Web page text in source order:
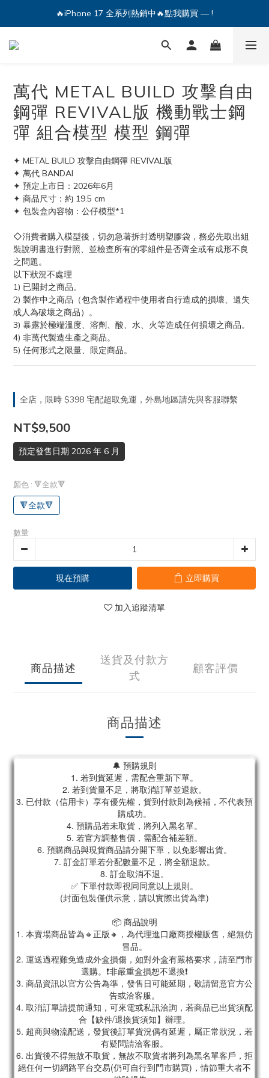
🔥iPhone 17 全系列熱銷中🔥點我購買 — !
🔥iPhone 17 全系列熱銷中🔥點我購買 — !
💕加入Q哥 Line 新好友領優惠券！🎫
萬代 METAL BUILD 攻擊自由
鋼彈 REVIVAL版 機動戰士鋼
彈 組合模型 模型 鋼彈
✦ METAL BUILD 攻擊自由鋼彈 REVIVAL版
✦ 萬代 BANDAI
✦ 預定上市日：2026年6月
✦ 商品尺寸：約 19.5 cm
✦ 包裝盒內容物：公仔模型*1
◇消費者購入模型後，切勿急著拆封透明塑膠袋，務必先取出組
裝說明書進行對照、並檢查所有的零組件是否齊全或有成形不良
之問題。
以下狀況不處理
1) 已開封之商品。
2) 製作中之商品（包含製作過程中使用者自行造成的損壞、遺失
或人為破壞之商品）。
3) 暴露於極端溫度、溶劑、酸、水、火等造成任何損壞之商品。
4) 非萬代製造生產之商品。
5) 任何形式之限量、限定商品。
全店，限時 $398 宅配超取免運，外島地區請先與客服聯繫
NT$9,500
預定發售日期 2026 年 6 月
顏色 : 🔻全款🔻
🔻全款🔻
數量
現在預購 立即購買
加入追蹤清單
商品描述
送貨及付款方
式
顧客評價
商品描述
🔔 預購規則
1. 若到貨延遲，需配合重新下單。
2. 若到貨量不足，將取消訂單並退款。
3. 已付款（信用卡）享有優先權，貨到付款則為候補，不代表預
購成功。
4. 預購品若未取貨，將列入黑名單。
5. 若官方調整售價，需配合補差額。
6. 預購商品與現貨商品請分開下單，以免影響出貨。
7. 訂金訂單若分配數量不足，將全額退款。
8. 訂金取消不退。
✅ 下單付款即視同同意以上規則。
(封面包裝僅供示意，請以實際出貨為準)
📦 商品說明
1. 本賣場商品皆為🔸正版🔸，為代理進口廠商授權販售，絕無仿
冒品。
2. 運送過程難免造成外盒損傷，如對外盒有嚴格要求，請至門市
選購。❗非嚴重盒損恕不退換❗
3. 商品資訊以官方公告為準，發售日可能延期，敬請留意官方公
告或洽客服。
4. 取消訂單請提前通知，可來電或私訊洽詢，若商品已出貨須配
合【缺件/退換貨須知】辦理。
5. 超商與物流配送，發貨後訂單貨況偶有延遲，屬正常狀況，若
有疑問請洽客服。
6. 出貨後不得無故不取貨，無故不取貨者將列為黑名單客戶，拒
絕任何一切網路平台交易(仍可自行到門市購買)，情節重大者不